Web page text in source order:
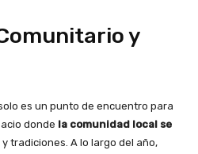
y
es un punto de encuentro para
donde la comunidad local se
tradiciones. A lo largo del año,